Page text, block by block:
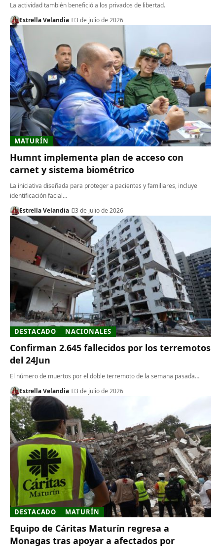
​La actividad también benefició a los privados de libertad.
Estrella Velandia
3 de julio de 2026
MATURÍN
Humnt implementa plan de acceso con
carnet y sistema biométrico
La iniciativa diseñada para proteger a pacientes y familiares, incluye
identificación facial…
Estrella Velandia
3 de julio de 2026
DESTACADO NACIONALES
Confirman 2.645 fallecidos por los terremotos
del 24Jun
El número de muertos por el doble terremoto de la semana pasada…
Estrella Velandia
3 de julio de 2026
DESTACADO MATURÍN
Equipo de Cáritas Maturín regresa a
Monagas tras apoyar a afectados por